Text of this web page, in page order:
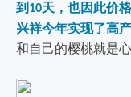
到 10天，也因此价
兴祥今年实现了高产
和自己的樱桃就是